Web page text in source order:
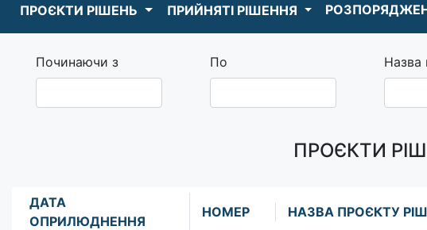
ПРОЄКТИ РІШЕНЬ ПРИЙНЯТІ РІШЕННЯ
Починаючи з По
Назва
ПРОЄКТИ
ДАТА
ОПРИЛЮДНЕННЯ
НОМЕР НАЗВА ПРОЄКТУ